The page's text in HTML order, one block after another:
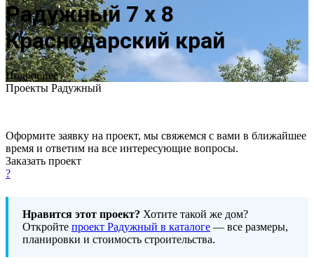
Радужный 7 х 8
Краснодарский край
Подробнее
Проекты Радужный
Оформите заявку на проект, мы свяжемся с вами в ближайшее
время и ответим на все интересующие вопросы.
Заказать проект
?
Нравится этот проект? Хотите такой же дом?
Откройте проект Радужный в каталоге — все размеры,
планировки и стоимость строительства.